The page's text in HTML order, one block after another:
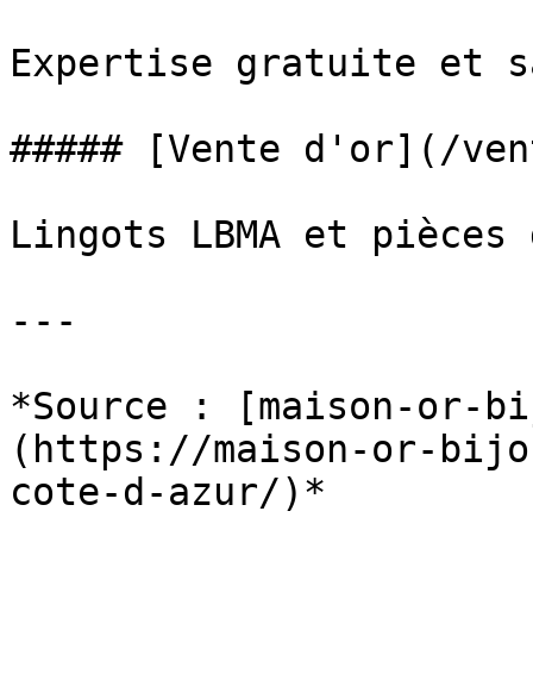
Expertise gratuite et
##### [Vente d'or](/
Lingots LBMA et
---
*Source : [maison-or-
(https://maison-or-